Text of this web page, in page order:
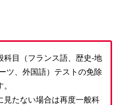
科目（フランス語、歴史-地
ツ、外国語）テストの免除
見たない場合は再度一般科